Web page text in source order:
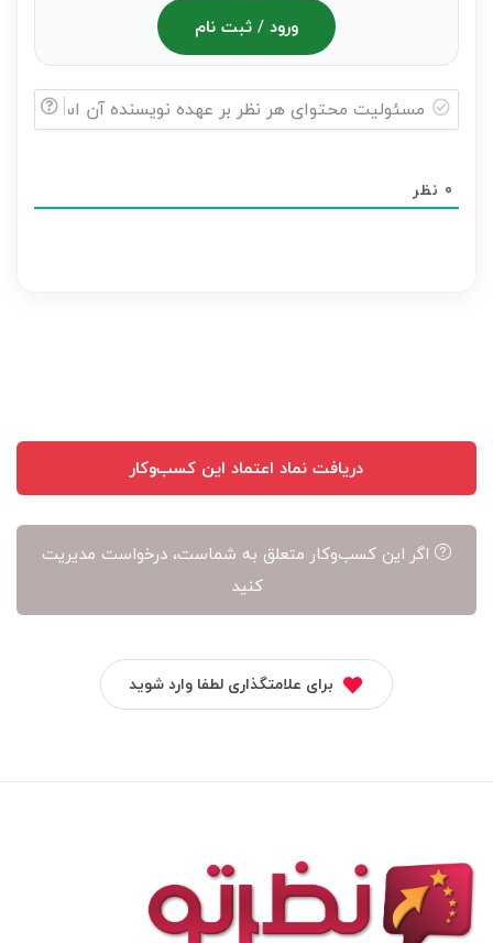
ورود / ثبت نام
هر
0 نظر
دریافت نماد اعتماد این کسب‌وکار
اگر این کسب‌وکار متعلق به شماست، درخواست مدیریت
کنید
برای علامتگذاری لطفا وارد شوید